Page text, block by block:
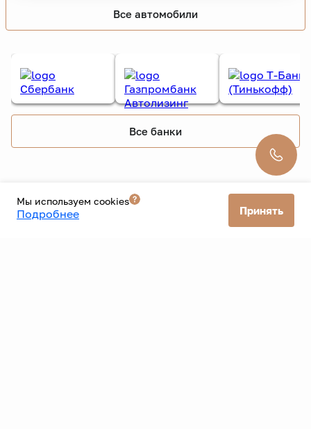
2,5 л.
Автомат
1 владелец
Бензин
Подробнее
Все автомобили
Мы используем cookies
Подробнее Принять